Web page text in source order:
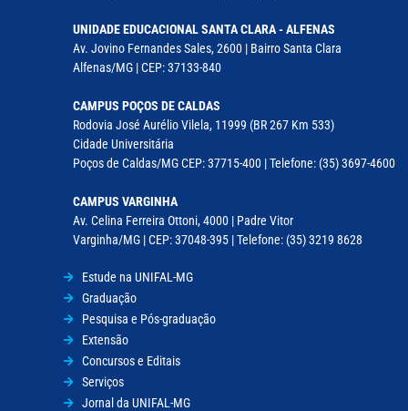
UNIDADE EDUCACIONAL SANTA CLARA - ALFENAS
Av. Jovino Fernandes Sales, 2600 | Bairro Santa Clara
Alfenas/MG | CEP: 37133-840
CAMPUS POÇOS DE CALDAS
Rodovia José Aurélio Vilela, 11999 (BR 267 Km 533)
Cidade Universitária
Poços de Caldas/MG CEP: 37715-400 | Telefone: (35) 3697-4600
CAMPUS VARGINHA
Av. Celina Ferreira Ottoni, 4000 | Padre Vitor
Varginha/MG | CEP: 37048-395 | Telefone: (35) 3219 8628
Estude na UNIFAL-MG
Graduação
Pesquisa e Pós-graduação
Extensão
Concursos e Editais
Serviços
Jornal da UNIFAL-MG